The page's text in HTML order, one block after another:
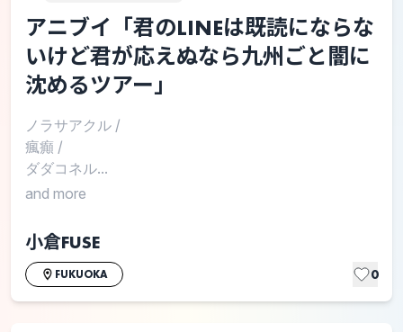
アニブイ「君のLINEは既読にならな
いけど君が応えぬなら九州ごと闇に
沈めるツアー」
ノラサアクル /
瘋癲 /
ダダコネル...
and more
小倉FUSE
FUKUOKA 0